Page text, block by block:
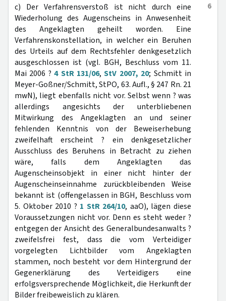
6
c) Der Verfahrensverstoß ist nicht durch eine
Wiederholung des Augenscheins in Anwesenheit
des Angeklagten geheilt worden. Eine
Verfahrenskonstellation, in welcher ein Beruhen
des Urteils auf dem Rechtsfehler denkgesetzlich
ausgeschlossen ist (vgl. BGH, Beschluss vom 11.
Mai 2006 ?4 StR 131/06,StV 2007, 20; Schmitt in
Meyer-Goßner/Schmitt, StPO, 63. Aufl., § 247 Rn. 21
mwN), liegt ebenfalls nicht vor. Selbst wenn ? was
allerdings angesichts der unterbliebenen
Mitwirkung des Angeklagten an und seiner
fehlenden Kenntnis von der Beweiserhebung
zweifelhaft erscheint ? ein denkgesetzlicher
Ausschluss des Beruhens in Betracht zu ziehen
wäre, falls dem Angeklagten das
Augenscheinsobjekt in einer nicht hinter der
Augenscheinseinnahme zurückbleibenden Weise
bekannt ist (offengelassen in BGH, Beschluss vom
5. Oktober 2010 ? 1 StR 264/10, aaO), lägen diese
Voraussetzungen nicht vor. Denn es steht weder ?
entgegen der Ansicht des Generalbundesanwalts ?
zweifelsfrei fest, dass die vom Verteidiger
vorgelegten Lichtbilder vom Angeklagten
stammen, noch besteht vor dem Hintergrund der
Gegenerklärung des Verteidigers eine
erfolgsversprechende Möglichkeit, die Herkunft der
Bilder freibeweislich zu klären.